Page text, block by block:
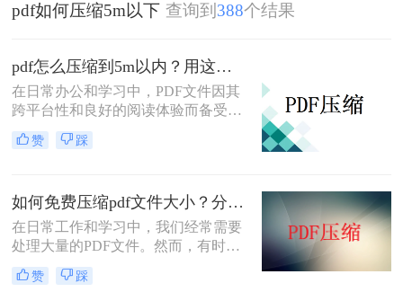
pdf如何压缩5m以下 查询到 388个结果
pdf怎么压缩到5m以内？用这二种压缩方法！
在日常办公和学习中，PDF文件因其
跨平台性和良好的阅读体验而备受欢
迎。然而，有时PDF文件过大，不仅
占用存储空间，还会影响传输速度。
的方法。
赞 踩
如何免费压缩pdf文件大小？分享二个实用压缩方法！
在日常工作和学习中，我们经常需要
处理大量的PDF文件。然而，有时候
PDF文件过大，不仅占用存储空间，
还会影响上传和分享的速度。为了解
赞 踩